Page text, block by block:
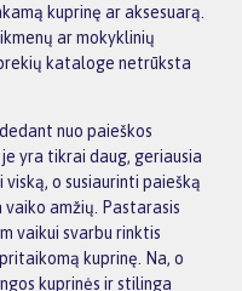
kuprinę ar aksesuarą.
ar mokyklinių
kataloge netrūksta
nuo paieškos
yra tikrai daug, geriausia
o susiaurinti paiešką
amžių. Pastarasis
vaikui svarbu rinktis
kuprinę. Na, o
kuprinės ir stilinga